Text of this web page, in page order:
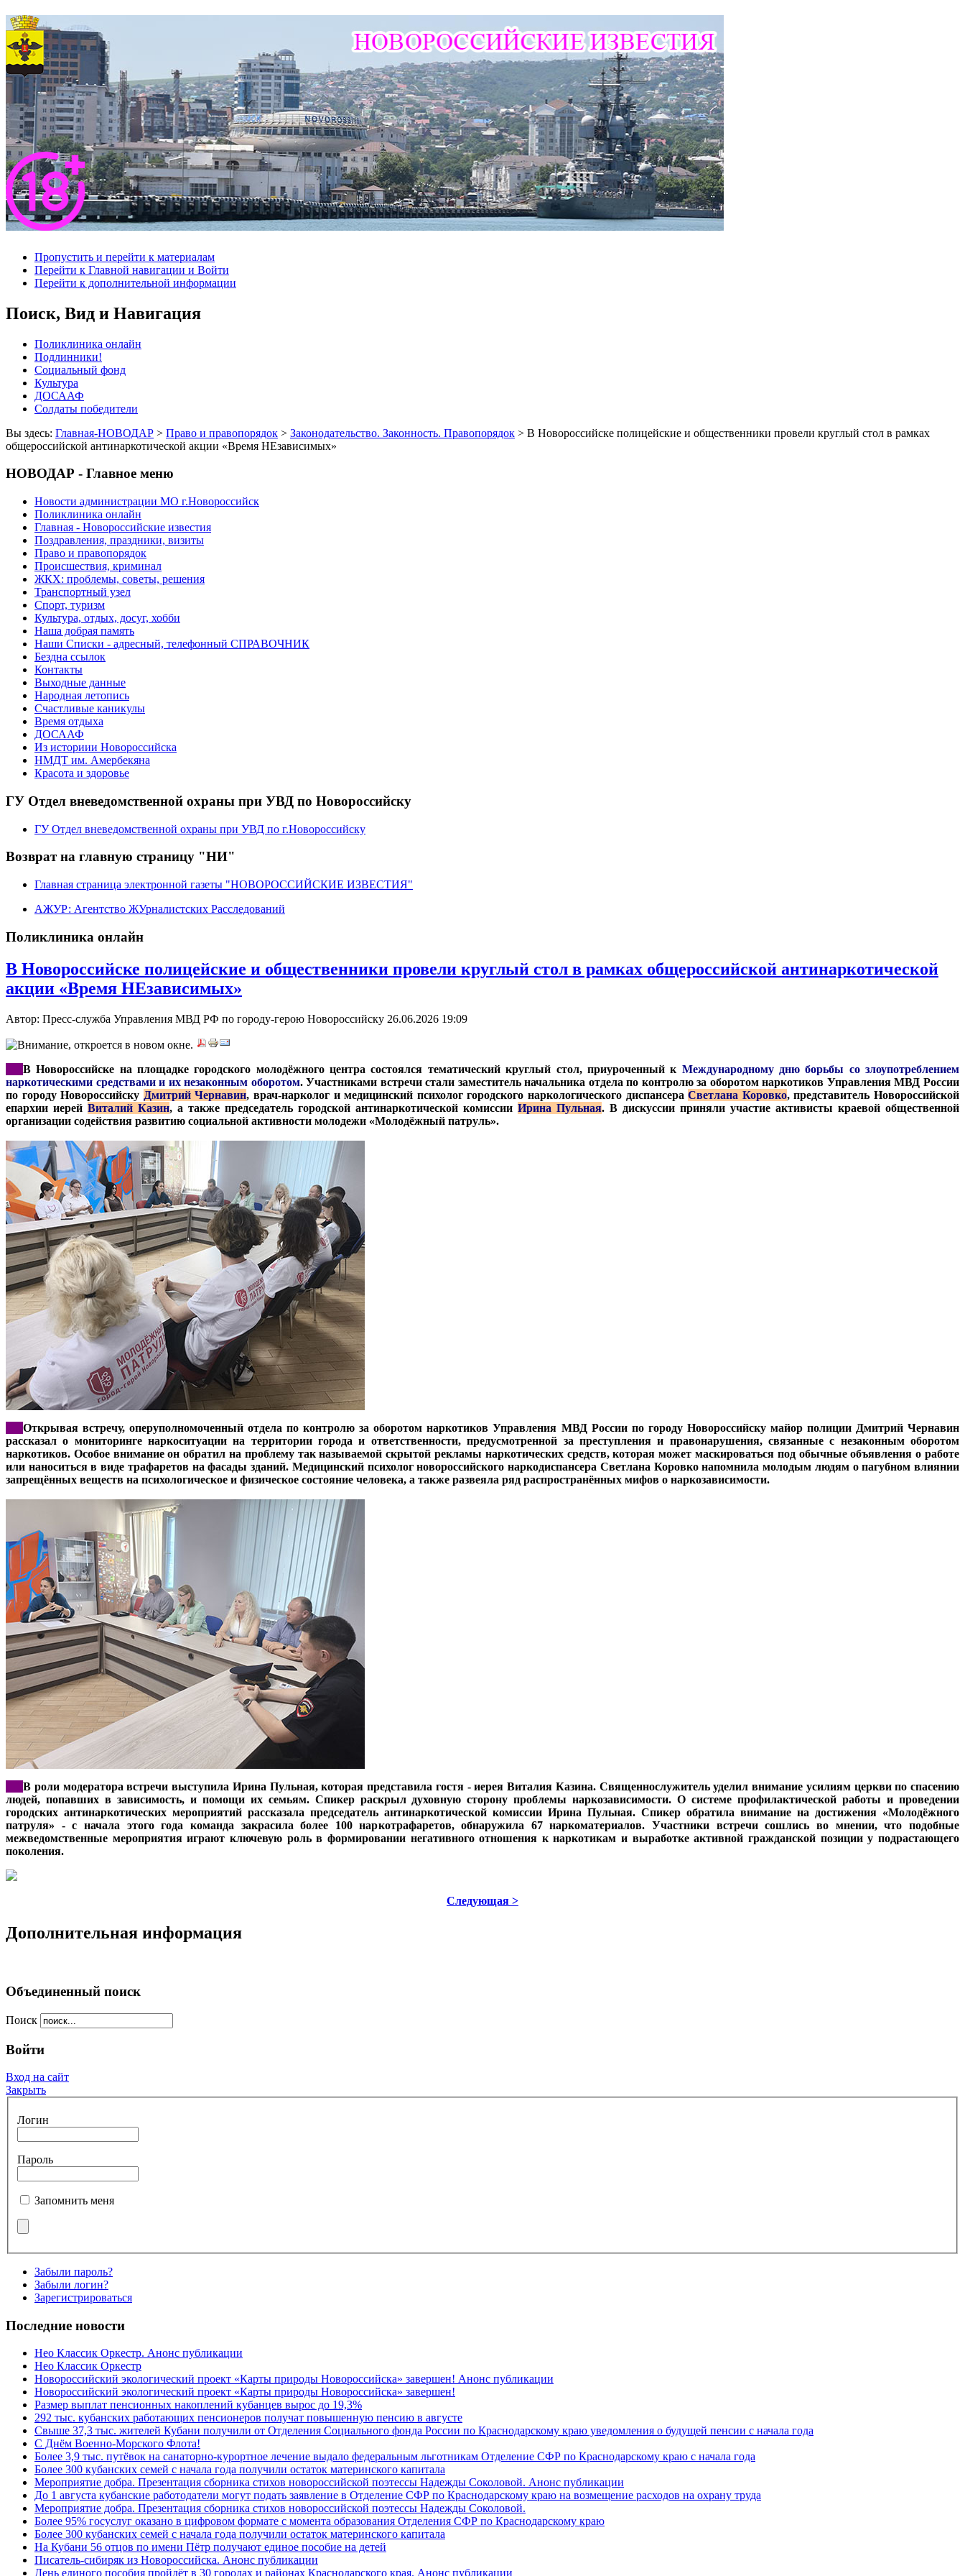
Пропустить и перейти к материалам
Перейти к Главной навигации и Войти
Перейти к дополнительной информации
Поиск, Вид и Навигация
Поликлиника онлайн
Подлинники!
Социальный фонд
Культура
ДОСААФ
Солдаты победители
Вы здесь: Главная-НОВОДАР > Право и правопорядок > Законодательство. Законность. Правопорядок > В Новороссийске полицейские и общественники провели круглый стол в рамках
общероссийской антинаркотической акции «Время НЕзависимых»
НОВОДАР - Главное меню
Новости администрации МО г.Новороссийск
Поликлиника онлайн
Главная - Новороссийские известия
Поздравления, праздники, визиты
Право и правопорядок
Происшествия, криминал
ЖКХ: проблемы, советы, решения
Транспортный узел
Спорт, туризм
Культура, отдых, досуг, хобби
Наша добрая память
Наши Списки - адресный, телефонный СПРАВОЧНИК
Бездна ссылок
Контакты
Выходные данные
Народная летопись
Счастливые каникулы
Время отдыха
ДОСААФ
Из историии Новороссийска
НМДТ им. Амербекяна
Красота и здоровье
ГУ Отдел вневедомственной охраны при УВД по Новороссийску
ГУ Отдел вневедомственной охраны при УВД по г.Новороссийску
Возврат на главную страницу "НИ"
Главная страница электронной газеты "НОВОРОССИЙСКИЕ ИЗВЕСТИЯ"
АЖУР: Агентство ЖУрналистских Расследований
Поликлиника онлайн
В Новороссийске полицейские и общественники провели круглый стол в рамках общероссийской антинаркотической
акции «Время НЕзависимых»
Автор: Пресс-служба Управления МВД РФ по городу-герою Новороссийску 26.06.2026 19:09
В Новороссийске на площадке городского молодёжного центра состоялся тематический круглый стол, приуроченный к Международному дню борьбы со злоупотреблением
наркотическими средствами и их незаконным оборотом. Участниками встречи стали заместитель начальника отдела по контролю за оборотом наркотиков Управления МВД России
по городу Новороссийску Дмитрий Чернавин, врач-нарколог и медицинский психолог городского наркологического диспансераСветлана Коровко, представитель Новороссийской
епархии иерей Виталий Казин, а также председатель городской антинаркотической комиссии Ирина Пульная. В дискуссии приняли участие активисты краевой общественной
организации содействия развитию социальной активности молодежи «Молодёжный патруль».
Открывая встречу, оперуполномоченный отдела по контролю за оборотом наркотиков Управления МВД России по городу Новороссийску майор полиции Дмитрий Чернавин
рассказал о мониторинге наркоситуации на территории города и ответственности, предусмотренной за преступления и правонарушения, связанные с незаконным оборотом
наркотиков. Особое внимание он обратил на проблему так называемой скрытой рекламы наркотических средств, которая может маскироваться под обычные объявления о работе
или наноситься в виде трафаретов на фасады зданий. Медицинский психолог новороссийского наркодиспансера Светлана Коровко напомнила молодым людям о пагубном влиянии
запрещённых веществ на психологическое и физическое состояние человека, а также развеяла ряд распространённых мифов о наркозависимости.
В роли модератора встречи выступила Ирина Пульная, которая представила гостя - иерея Виталия Казина. Священнослужитель уделил внимание усилиям церкви по спасению
людей, попавших в зависимость, и помощи их семьям. Спикер раскрыл духовную сторону проблемы наркозависимости. О системе профилактической работы и проведении
городских антинаркотических мероприятий рассказала председатель антинаркотической комиссии Ирина Пульная. Спикер обратила внимание на достижения «Молодёжного
патруля» - с начала этого года команда закрасила более 100 наркотрафаретов, обнаружила 67 наркоматериалов. Участники встречи сошлись во мнении, что подобные
межведомственные мероприятия играют ключевую роль в формировании негативного отношения к наркотикам и выработке активной гражданской позиции у подрастающего
поколения.
Следующая >
Дополнительная информация
Объединенный поиск
Поиск
Войти
Вход на сайт
Закрыть
Логин
Пароль
Запомнить меня
Забыли пароль?
Забыли логин?
Зарегистрироваться
Последние новости
Нео Классик Оркестр. Анонс публикации
Нео Классик Оркестр
Новороссийский экологический проект «Карты природы Новороссийска» завершен! Анонс публикации
Новороссийский экологический проект «Карты природы Новороссийска» завершен!
Размер выплат пенсионных накоплений кубанцев вырос до 19,3%
292 тыс. кубанских работающих пенсионеров получат повышенную пенсию в августе
Свыше 37,3 тыс. жителей Кубани получили от Отделения Социального фонда России по Краснодарскому краю уведомления о будущей пенсии с начала года
C Днём Военно-Морского Флота!
Более 3,9 тыс. путёвок на санаторно-курортное лечение выдало федеральным льготникам Отделение СФР по Краснодарскому краю с начала года
Более 300 кубанских семей с начала года получили остаток материнского капитала
Мероприятие добра. Презентация сборника стихов новороссийской поэтессы Надежды Соколовой. Анонс публикации
До 1 августа кубанские работодатели могут подать заявление в Отделение СФР по Краснодарскому краю на возмещение расходов на охрану труда
Мероприятие добра. Презентация сборника стихов новороссийской поэтессы Надежды Соколовой.
Более 95% госуслуг оказано в цифровом формате с момента образования Отделения СФР по Краснодарскому краю
Более 300 кубанских семей с начала года получили остаток материнского капитала
На Кубани 56 отцов по имени Пётр получают единое пособие на детей
Писатель-сибиряк из Новороссийска. Анонс публикации
День единого пособия пройдёт в 30 городах и районах Краснодарского края. Анонс публикации